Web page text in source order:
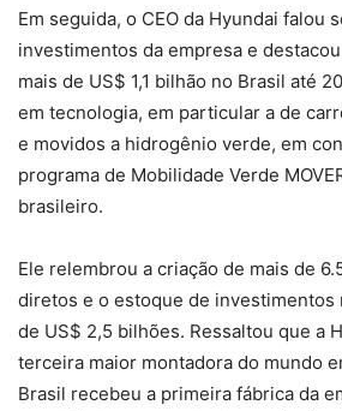
Em seguida, o CEO da Hyundai falou
investimentos da empresa e
mais de US$ 1,1 bilhão no Brasil até
em tecnologia, em particular a de
e movidos a hidrogênio verde, em
programa de Mobilidade Verde
brasileiro.
Ele relembrou a criação de mais de
diretos e o estoque de investimentos
de US$ 2,5 bilhões. Ressaltou que a
terceira maior montadora do mundo
Brasil recebeu a primeira fábrica da